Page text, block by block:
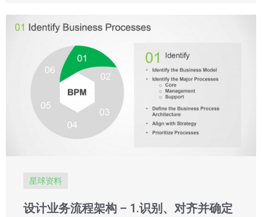
星球资料
设计业务流程架构 – 1.识别、对齐并确定